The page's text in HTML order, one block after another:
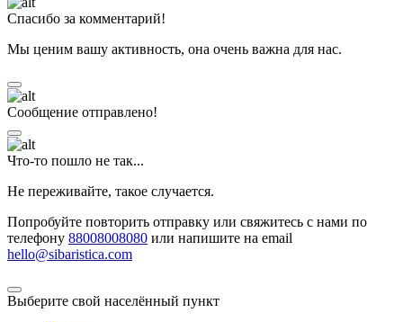
Спасибо за комментарий!
Мы ценим вашу активность, она очень важна для нас.
Сообщение отправлено!
Что-то пошло не так...
Не переживайте, такое случается.
Попробуйте повторить отправку или свяжитесь с нами по
телефону 88008008080 или напишите на email
hello@sibaristica.com
Выберите свой населённый пункт